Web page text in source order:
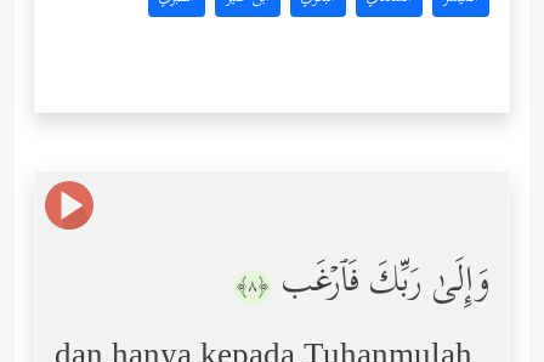
وَإِلَىٰ رَبِّكَ فَٱرۡغَب ﴿٨﴾